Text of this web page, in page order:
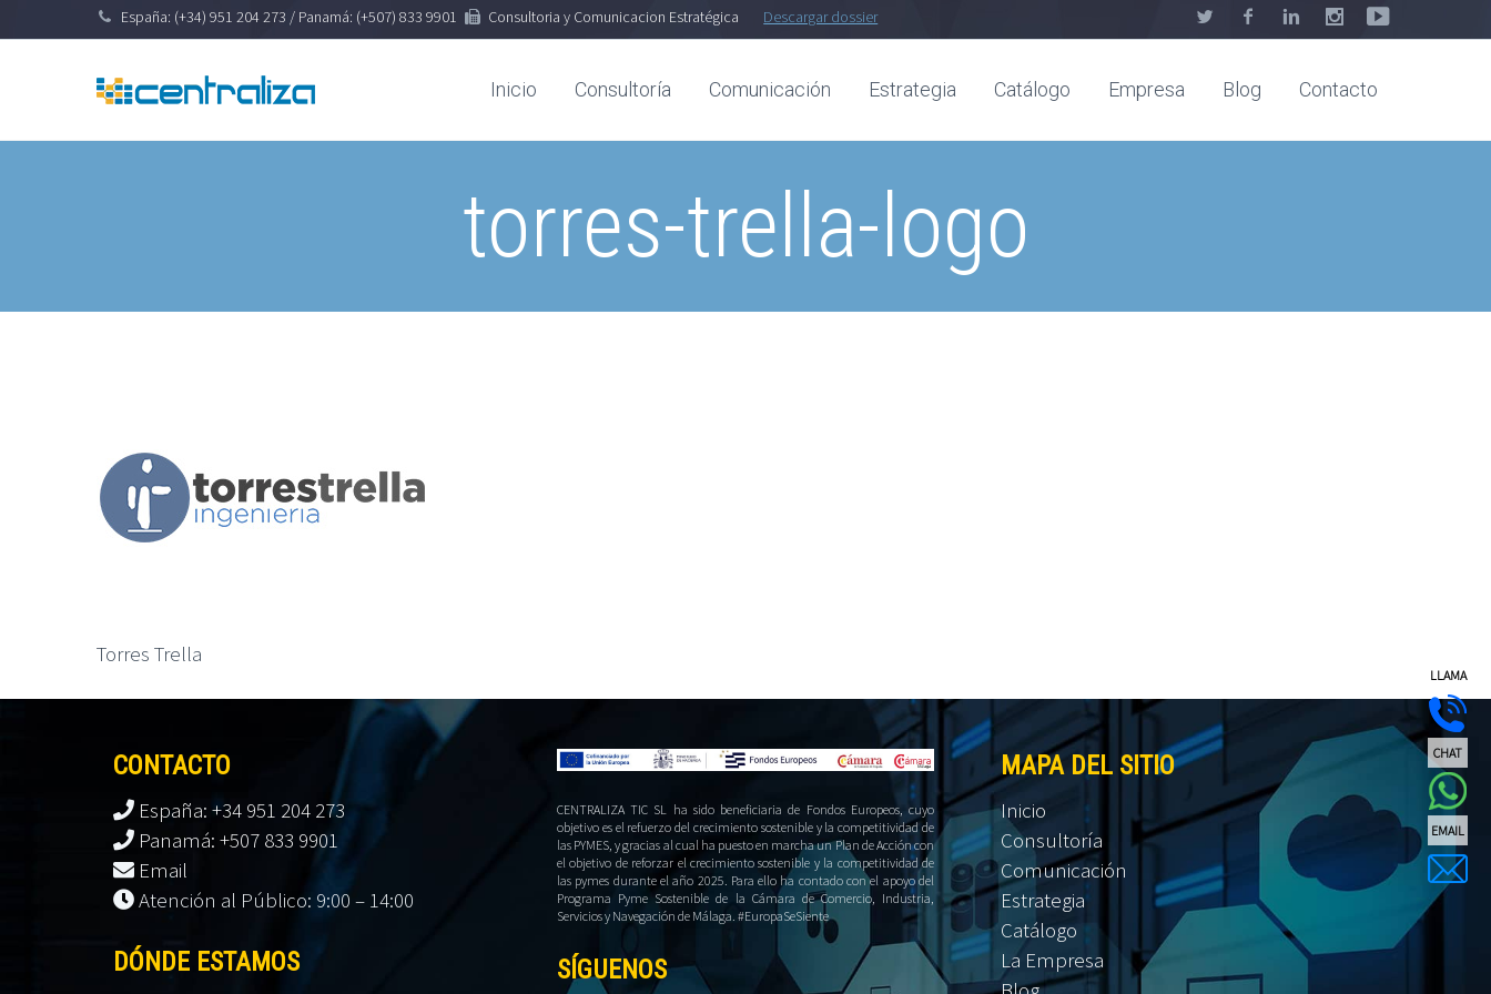
LLAMA
CHAT
EMAIL
España: (+34) 951 204 273 / Panamá: (+507) 833 9901 Consultoria y Comunicacion Estratégica Descargar dossier
Inicio Consultoría Comunicación Estrategia Catálogo Empresa Blog Contacto
torres-trella-logo
Torres Trella
CONTACTO
España: +34 951 204 273
Panamá: +507 833 9901
Email
Atención al Público: 9:00 – 14:00
DÓNDE ESTAMOS
CENTRALIZA TIC SL ha sido beneficiaria de Fondos Europeos, cuyo
objetivo es el refuerzo del crecimiento sostenible y la competitividad de
las PYMES, y gracias al cual ha puesto en marcha un Plan de Acción con
el objetivo de reforzar el crecimiento sostenible y la competitividad de
las pymes durante el año 2025. Para ello ha contado con el apoyo del
Programa Pyme Sostenible de la Cámara de Comercio, Industria,
Servicios y Navegación de Málaga. #EuropaSeSiente
SÍGUENOS
MAPA DEL SITIO
Inicio
Consultoría
Comunicación
Estrategia
Catálogo
La Empresa